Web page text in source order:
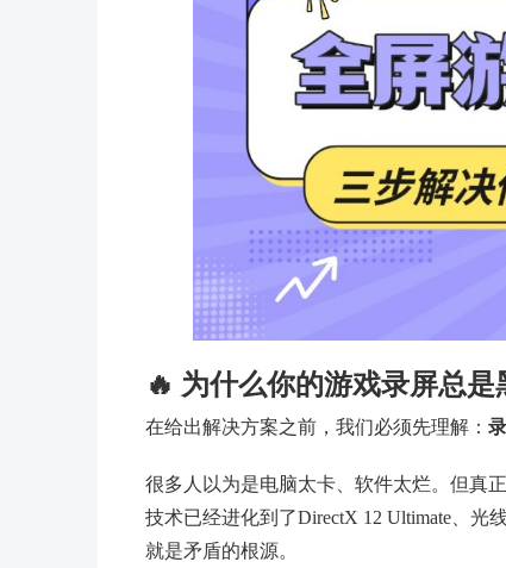
🔥 为什么你的游戏录屏总
在给出解决方案之前，我们必须先理解：
很多人以为是电脑太卡、软件太烂。但真
技术已经进化到了DirectX 12 Ultimate、
就是矛盾的根源。